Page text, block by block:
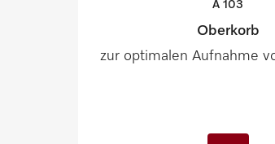
A 103
Oberkorb
zur optimalen Aufnahme